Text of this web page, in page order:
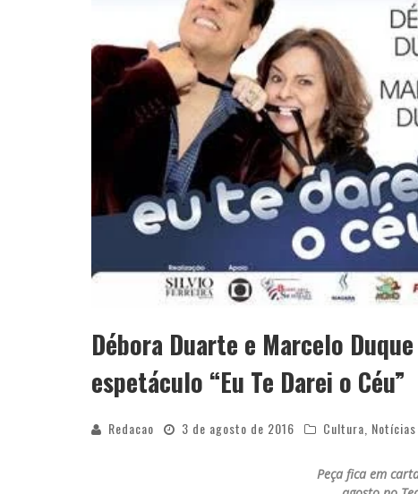
Débora Duarte e Marcelo
espetáculo “Eu Te Darei o Céu”
Redacao 3 de agosto de 2016 Cultura, Notícias
Peça fica em